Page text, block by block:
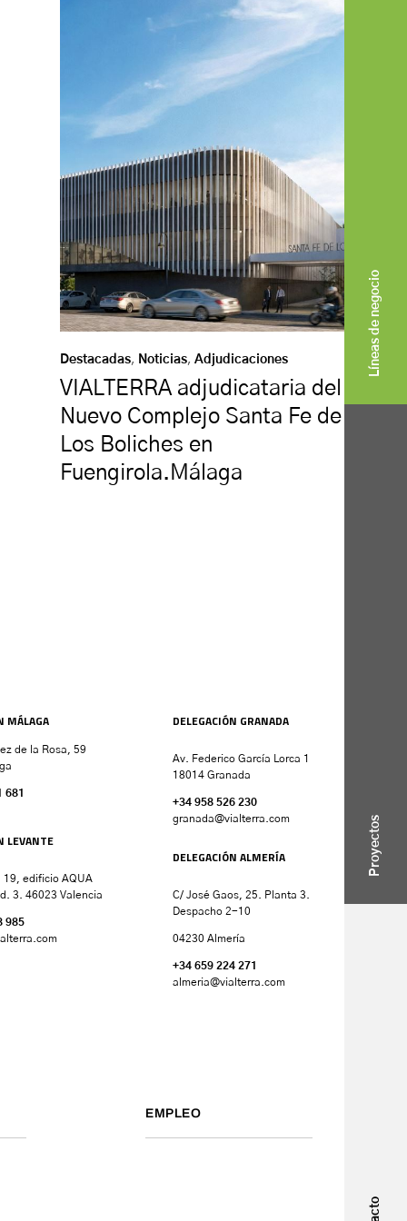
Líneas de negocio
Proyectos
Destacadas, Noticias, Adjudicaciones
VIALTERRA adjudicataria del
Nuevo Complejo Santa Fe de
Los Boliches en
Fuengirola.Málaga
MÁLAGA
de la Rosa, 59
681
LEVANTE
19, edificio AQUA
3. 46023 Valencia
985
DELEGACIÓN GRANADA
Av. Federico García Lorca 1
18014 Granada
+34 958 526 230
granada@vialterra.com
DELEGACIÓN ALMERÍA
C/ José Gaos, 25. Planta 3.
Despacho 2-10
04230 Almería
+34 659 224 271
almeria@vialterra.com
EMPLEO